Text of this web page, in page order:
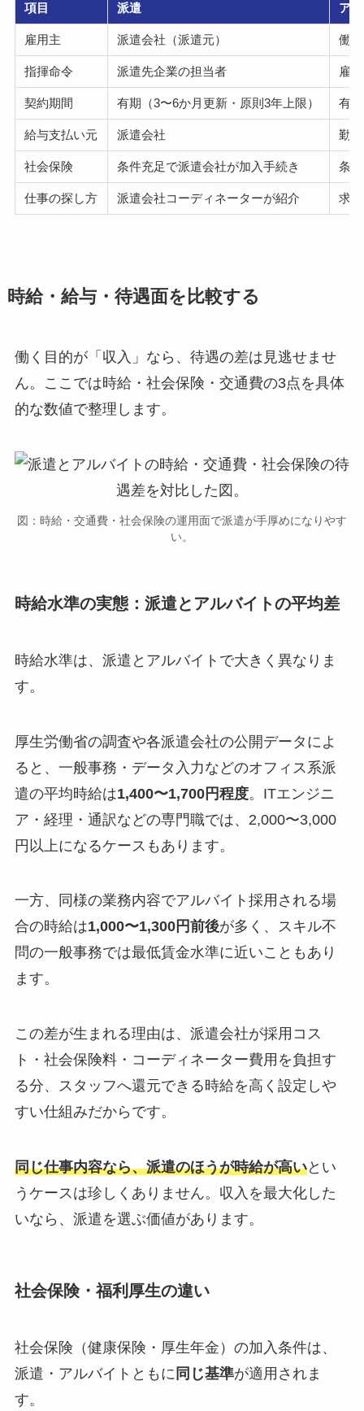
項目 派遣 ア
雇用主 派遣会社（派遣元） 働
指揮命令 派遣先企業の担当者 雇
契約期間 有期（3〜6か月更新・原則3年上限） 有
給与支払い元 派遣会社 勤
社会保険 条件充足で派遣会社が加入手続き 条
仕事の探し方 派遣会社コーディネーターが紹介 求
時給・給与・待遇面を比較する
働く目的が「収入」なら、待遇の差は見逃せませ
ん。ここでは時給・社会保険・交通費の3点を具体
的な数値で整理します。
図：時給・交通費・社会保険の運用面で派遣が手厚めになりやす
い。
時給水準の実態：派遣とアルバイトの平均差
時給水準は、派遣とアルバイトで大きく異なりま
す。
厚生労働省の調査や各派遣会社の公開データによ
ると、一般事務・データ入力などのオフィス系派
遣の平均時給は1,400〜1,700円程度。ITエンジニ
ア・経理・通訳などの専門職では、2,000〜3,000
円以上になるケースもあります。
一方、同様の業務内容でアルバイト採用される場
合の時給は1,000〜1,300円前後が多く、スキル不
問の一般事務では最低賃金水準に近いこともあり
ます。
この差が生まれる理由は、派遣会社が採用コス
ト・社会保険料・コーディネーター費用を負担す
る分、スタッフへ還元できる時給を高く設定しや
すい仕組みだからです。
同じ仕事内容なら、派遣のほうが時給が高いとい
うケースは珍しくありません。収入を最大化した
いなら、派遣を選ぶ価値があります。
社会保険・福利厚生の違い
社会保険（健康保険・厚生年金）の加入条件は、
派遣・アルバイトともに 同じ基準が適用されま
す。